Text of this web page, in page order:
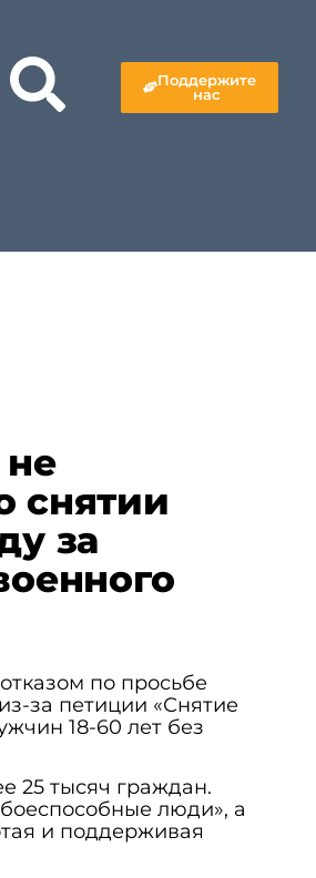
Поддержите
нас
снятии
за
по просьбе
за петиции «Снятие
18-60 лет без
25 тысяч граждан.
люди», а
и поддерживая